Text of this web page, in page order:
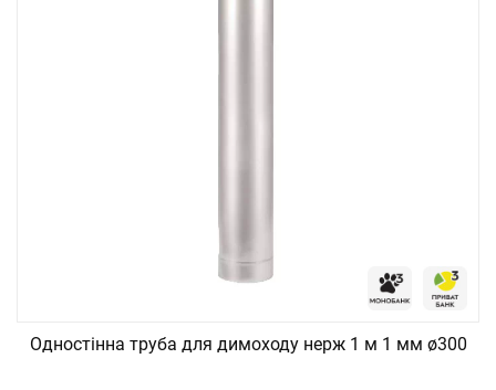
Одностінна труба для димоходу нерж 1 м 1 мм ø300